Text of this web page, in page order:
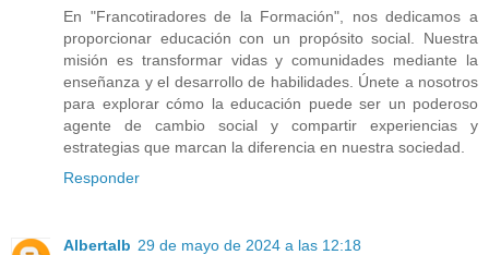
En "Francotiradores de la Formación", nos dedicamos a
proporcionar educación con un propósito social. Nuestra
misión es transformar vidas y comunidades mediante la
enseñanza y el desarrollo de habilidades. Únete a nosotros
para explorar cómo la educación puede ser un poderoso
agente de cambio social y compartir experiencias y
estrategias que marcan la diferencia en nuestra sociedad.
Responder
Albertalb 29 de mayo de 2024 a las 12:18